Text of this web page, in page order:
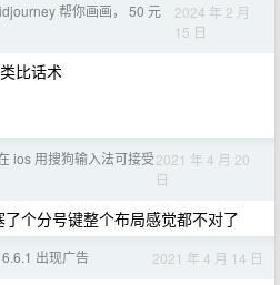
帮你画画， 50 元
2024 年 2 月
15 日
比话术
ios 用搜狗输入法可接受2021 年 4 月 20
日
个分号键整个布局感觉都不对了
出现广告 2021 年 4 月 14 日